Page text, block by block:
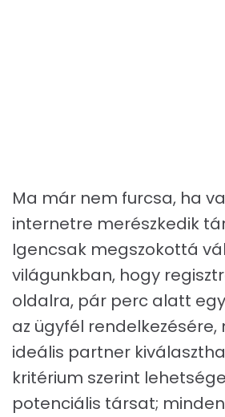
Ma már nem furcsa, ha
internetre merészkedik
Igencsak megszokottá
világunkban, hogy
oldalra, pár perc alatt
az ügyfél rendelkezésére,
ideális partner
kritérium szerint
potenciális társat;